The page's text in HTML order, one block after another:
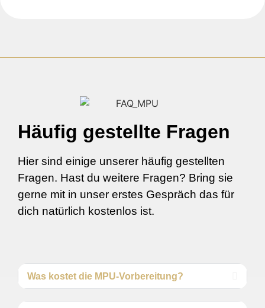
Häufig gestellte Fragen
Hier sind einige unserer häufig gestellten
Fragen. Hast du weitere Fragen? Bring sie
gerne mit in unser erstes Gespräch das für
dich natürlich kostenlos ist.
Was kostet die MPU-Vorbereitung?